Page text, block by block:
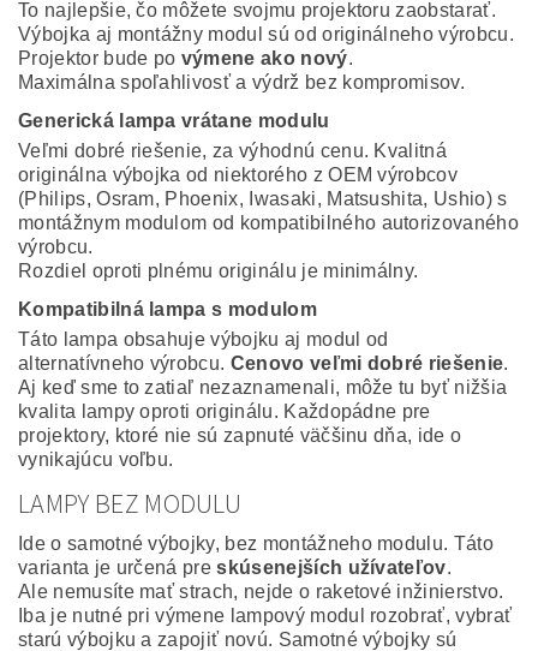
To najlepšie, čo môžete svojmu projektoru zaobstarať.
Výbojka aj montážny modul sú od originálneho výrobcu.
Projektor bude po výmene ako nový.
Maximálna spoľahlivosť a výdrž bez kompromisov.
Generická lampa vrátane modulu
Veľmi dobré riešenie, za výhodnú cenu. Kvalitná
originálna výbojka od niektorého z OEM výrobcov
(Philips, Osram, Phoenix, Iwasaki, Matsushita, Ushio) s
montážnym modulom od kompatibilného autorizovaného
výrobcu.
Rozdiel oproti plnému originálu je minimálny.
Kompatibilná lampa s modulom
Táto lampa obsahuje výbojku aj modul od
alternatívneho výrobcu. Cenovo veľmi dobré riešenie.
Aj keď sme to zatiaľ nezaznamenali, môže tu byť nižšia
kvalita lampy oproti originálu. Každopádne pre
projektory, ktoré nie sú zapnuté väčšinu dňa, ide o
vynikajúcu voľbu.
LAMPY BEZ MODULU
Ide o samotné výbojky, bez montážneho modulu. Táto
varianta je určená preskúsenejších užívateľov.
Ale nemusíte mať strach, nejde o raketové inžinierstvo.
Iba je nutné pri výmene lampový modul rozobrať, vybrať
starú výbojku a zapojiť novú. Samotné výbojky sú